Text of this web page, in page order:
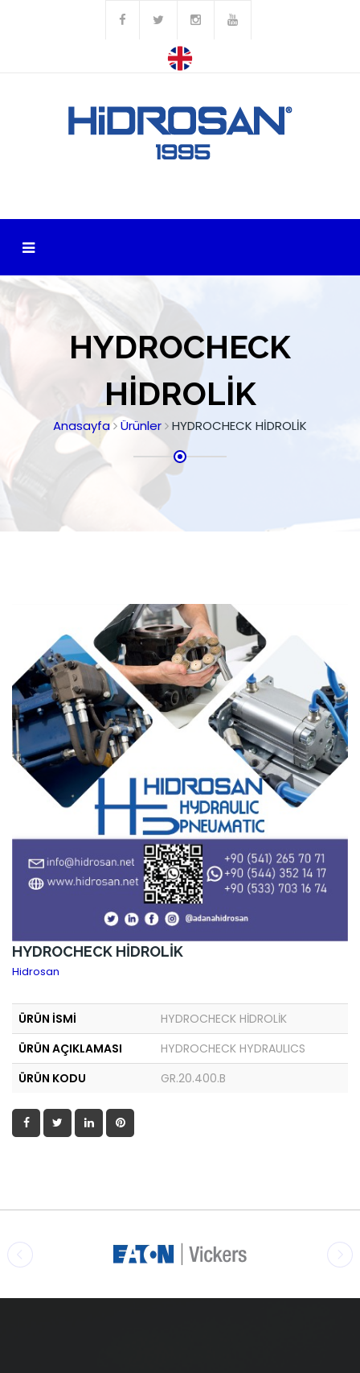
HYDROCHECK
HİDROLİK
Anasayfa Ürünler HYDROCHECK HİDROLİK
HYDROCHECK HİDROLİK
Hidrosan
ÜRÜN İSMİ
HYDROCHECK HİDROLİK
ÜRÜN AÇIKLAMASI
HYDROCHECK HYDRAULICS
ÜRÜN KODU
GR.20.400.B